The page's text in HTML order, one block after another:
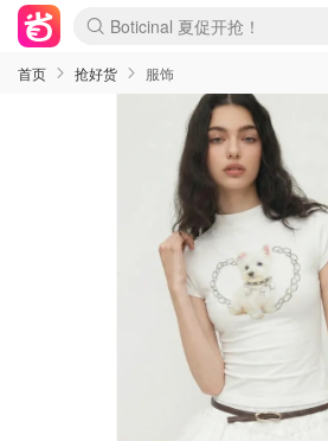
Boticinal 夏促开抢！
4折！lulu周四疯狂上新
还没结束！&OtherStories大促
Joybuy变相75折 随时失效
速领！Stanley独家85折
疑似霸哥！Camper额外叠85折
Zalando 奥莱闪促！每日更新
Moncler反季囤！5折起+叠9折
Coach Brooklyn仅€192
首页 抢好货 服饰